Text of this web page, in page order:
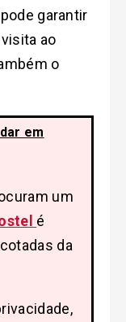
garantir
ao
o
em
um
é
da